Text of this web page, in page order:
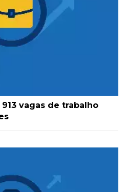
vagas de trabalho